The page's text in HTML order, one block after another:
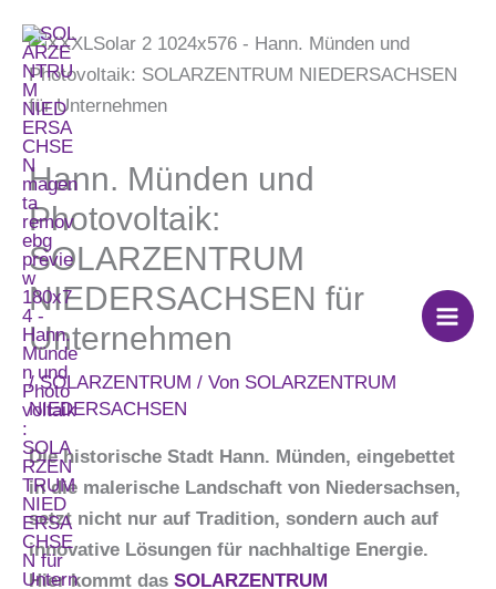
Inhalt
springen
Hann. Münden und
Photovoltaik:
SOLARZENTRUM
NIEDERSACHSEN für
Unternehmen
/SOLARZENTRUM / Von SOLARZENTRUM
NIEDERSACHSEN
Die historische Stadt Hann. Münden, eingebettet
in die malerische Landschaft von Niedersachsen,
setzt nicht nur auf Tradition, sondern auch auf
innovative Lösungen für nachhaltige Energie.
Hier kommt dasSOLARZENTRUM